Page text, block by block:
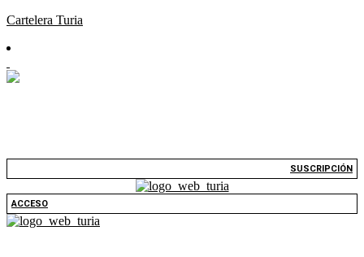
Cartelera Turia
SUSCRIPCIÓN
ACCESO